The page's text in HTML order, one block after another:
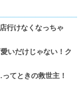
行けなくなっちゃ
いだけじゃない！ク
てときの救世主！